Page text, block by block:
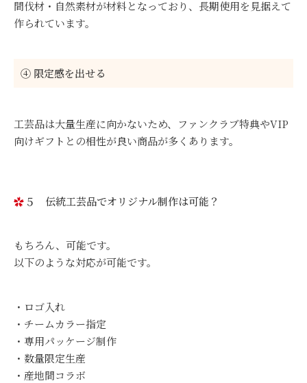
間伐材・自然素材が材料となっており、長期使用を見据えて
作られています。
④ 限定感を出せる
工芸品は大量生産に向かないため、ファンクラブ特典やVIP
向けギフトとの相性が良い商品が多くあります。
５ 伝統工芸品でオリジナル制作は可能？
もちろん、可能です。
以下のような対応が可能です。
ロゴ入れ
チームカラー指定
専用パッケージ制作
数量限定生産
産地間コラボ